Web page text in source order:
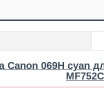
Canon 069H cyan